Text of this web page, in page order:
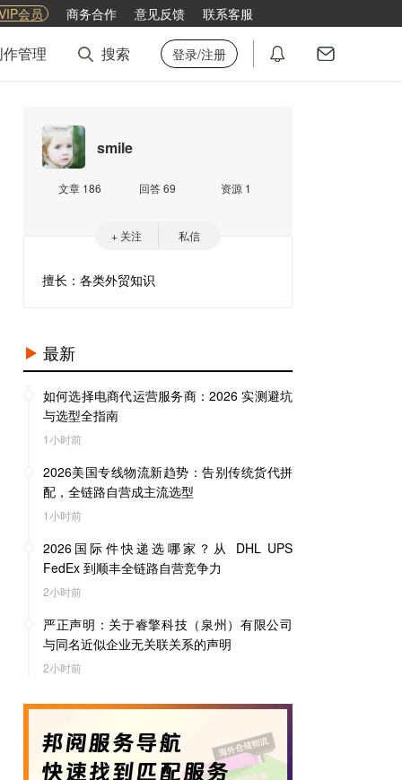
会员 商务合作 意见反馈 联系客服
管理 搜索 登录/注册
smile
文章 186 回答 69 资源 1
+ 关注 私信
擅长：各类外贸知识
最新
如何选择电商代运营服务商：2026 实测避坑
与选型全指南
1小时前
2026美国专线物流新趋势：告别传统货代拼
配，全链路自营成主流选型
1小时前
2026国际件快递选哪家？从 DHL UPS
FedEx 到顺丰全链路自营竞争力
2小时前
严正声明：关于睿擎科技（泉州）有限公司
与同名近似企业无关联关系的声明
2小时前